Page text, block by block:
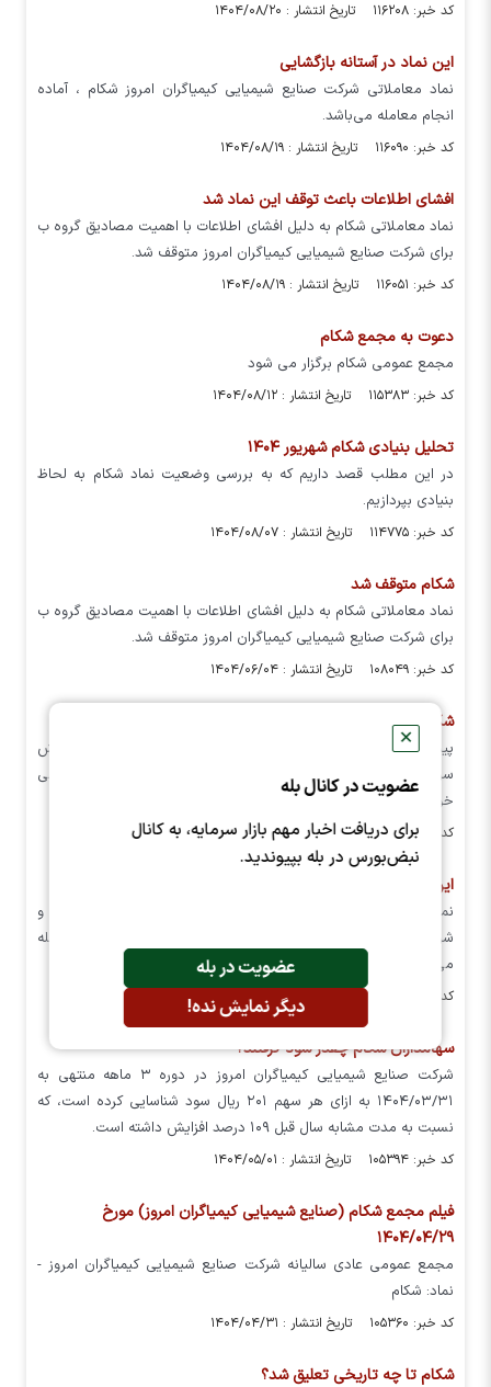
✕
عضویت در کانال بله
برای دریافت اخبار مهم بازار سرمایه، به کانال
نبض‌بورس در بله بپیوندید.
عضویت در بله
دیگر نمایش نده!
کد خبر: ۱۱۶۲۰۸ تاریخ انتشار : ۱۴۰۴/۰۸/۲۰
این نماد در آستانه بازگشایی
نماد معاملاتی شرکت صنایع شیمیایی کیمیاگران امروز شکام ، آماده
انجام معامله می‌باشد.
کد خبر: ۱۱۶۰۹۰ تاریخ انتشار : ۱۴۰۴/۰۸/۱۹
افشای اطلاعات باعث توقف این نماد شد
نماد معاملاتی شکام به دلیل افشای اطلاعات با اهمیت مصادیق گروه ب
برای شرکت صنایع شیمیایی کیمیاگران امروز متوقف شد.
کد خبر: ۱۱۶۰۵۱ تاریخ انتشار : ۱۴۰۴/۰۸/۱۹
دعوت به مجمع شکام
مجمع عمومی شکام برگزار می شود
کد خبر: ۱۱۵۳۸۳ تاریخ انتشار : ۱۴۰۴/۰۸/۱۲
تحلیل بنیادی شکام شهریور ۱۴۰۴
در این مطلب قصد داریم که به بررسی وضعیت نماد شکام به لحاظ
بنیادی بپردازیم.
کد خبر: ۱۱۴۷۷۵ تاریخ انتشار : ۱۴۰۴/۰۸/۰۷
شکام متوقف شد
نماد معاملاتی شکام به دلیل افشای اطلاعات با اهمیت مصادیق گروه ب
برای شرکت صنایع شیمیایی کیمیاگران امروز متوقف شد.
کد خبر: ۱۰۸۰۴۹ تاریخ انتشار : ۱۴۰۴/۰۶/۰۴
شکام پیشنهاد افزایش سرمایه داد؟
پیشنهاد هییت مدیره به مجمع عمومی فوق العاده در خصوص افزایش
سرمایه شرکت صنایع شیمیایی کیمیاگران امروز را در این مطلب می
خوانید.
کد خبر: ۱۰۷۴۴۹ تاریخ انتشار : ۱۴۰۴/۰۵/۲۶
این نمادها آماده انجام معامله می باشند
نماد‌های معاملاتی شرکت صنایع شیمیایی کیمیاگران امروز شکام و
شرکت تولید انرژی برق شمس پاسارگاد شمس ، آماده انجام معامله
می‌باشند.
کد خبر: ۱۰۵۷۴۹ تاریخ انتشار : ۱۴۰۴/۰۵/۰۵
سهامداران شکام چقدر سود گرفتند؟
شرکت صنایع شیمیایی کیمیاگران امروز در دوره ۳ ماهه منتهی به
۱۴۰۴/۰۳/۳۱ به ازای هر سهم ۲۰۱ ریال سود شناسایی کرده است، که
نسبت به مدت مشابه سال قبل ۱۰۹ درصد افزایش داشته است.
کد خبر: ۱۰۵۳۹۴ تاریخ انتشار : ۱۴۰۴/۰۵/۰۱
فیلم مجمع شکام (صنایع شیمیایی کیمیاگران امروز) مورخ
۱۴۰۴/۰۴/۲۹
مجمع عمومی عادی سالیانه شرکت صنایع شیمیایی کیمیاگران امروز -
نماد: شکام
کد خبر: ۱۰۵۳۶۰ تاریخ انتشار : ۱۴۰۴/۰۴/۳۱
شکام تا چه تاریخی تعلیق شد؟